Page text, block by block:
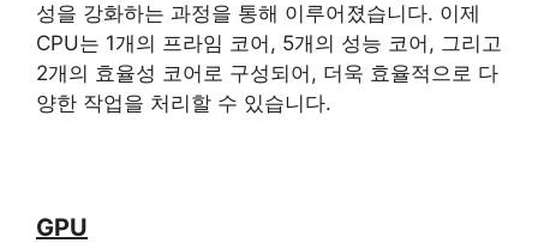
성을 강화하는 과정을 통해 이루어졌습니다. 이제
CPU는 1개의 프라임 코어, 5개의 성능 코어, 그리고
2개의 효율성 코어로 구성되어, 더욱 효율적으로 다
양한 작업을 처리할 수 있습니다.
GPU